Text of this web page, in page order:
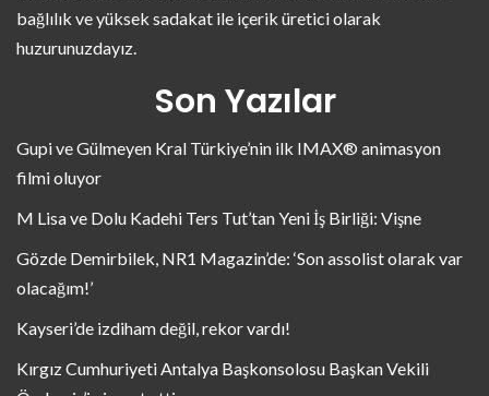
bağlılık ve yüksek sadakat ile içerik üretici olarak
huzurunuzdayız.
Son Yazılar
Gupi ve Gülmeyen Kral Türkiye’nin ilk IMAX® animasyon
filmi oluyor
M Lisa ve Dolu Kadehi Ters Tut’tan Yeni İş Birliği: Vişne
Gözde Demirbilek, NR1 Magazin’de: ‘Son assolist olarak var
olacağım!’
Kayseri’de izdiham değil, rekor vardı!
Kırgız Cumhuriyeti Antalya Başkonsolosu Başkan Vekili